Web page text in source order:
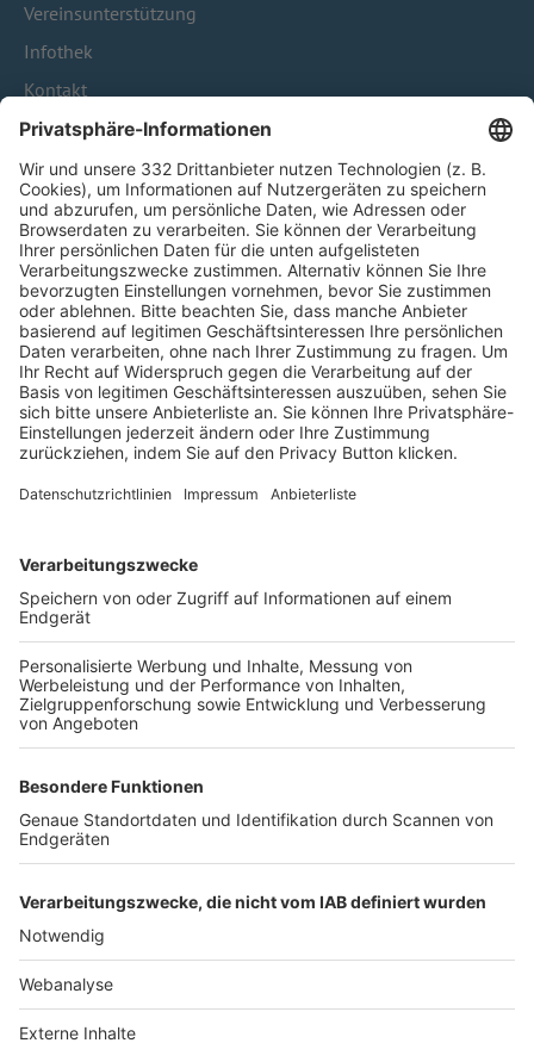
Vereinsunterstützung
Infothek
Kontakt
HÄUFIG BESUCHTE SEITEN
Pässe und Vereinswechsel
Trainerausbildung
Schulungsangebot Vereinsmitarbeiter
BFV-Geschäftsstellen
Trainerbörse
Login SpielPlus
FOLGE DEM BFV
TOP-VEREINE
TOP-PARTNER
Nutzungsbedingungen Datenschutz Impressum